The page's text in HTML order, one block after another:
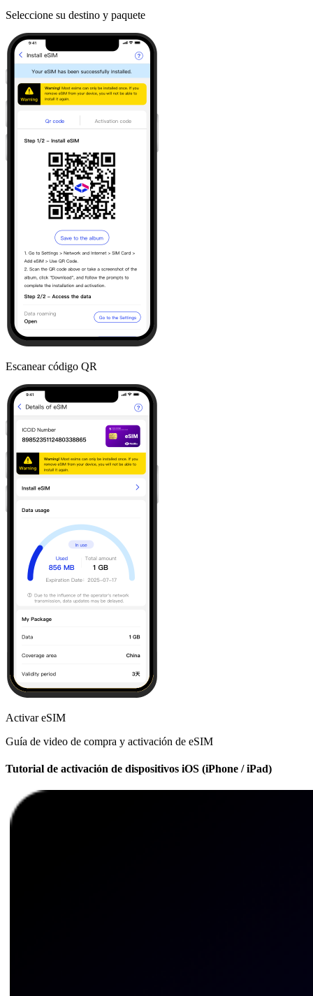
Seleccione su destino y paquete
Escanear código QR
Activar eSIM
Guía de video de compra y activación de eSIM
Tutorial de activación de dispositivos iOS (iPhone / iPad)